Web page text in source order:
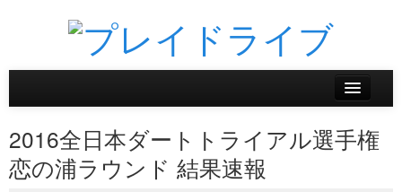
ニュース
2016全日本ダートトライアル選手権
恋の浦ラウンド 結果速報